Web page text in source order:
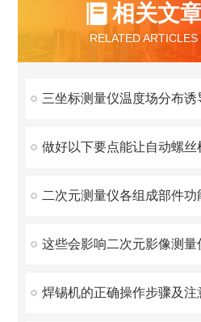
相关文
RELATED ARTICLES